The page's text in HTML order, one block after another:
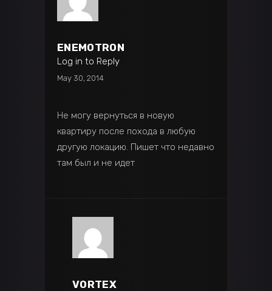
ENEMOTRON
Log in to Reply
May 30, 2014
Не могу вернуться в новую
квартиру после похода в любую
другую локацию. Пишет что недавно
там был и не идет
VORTEX